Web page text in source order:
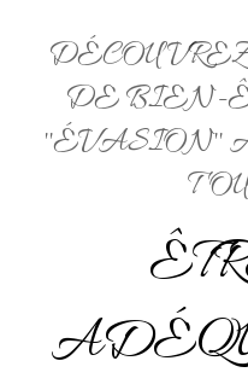
DE BIEN-
''ÉVASION''